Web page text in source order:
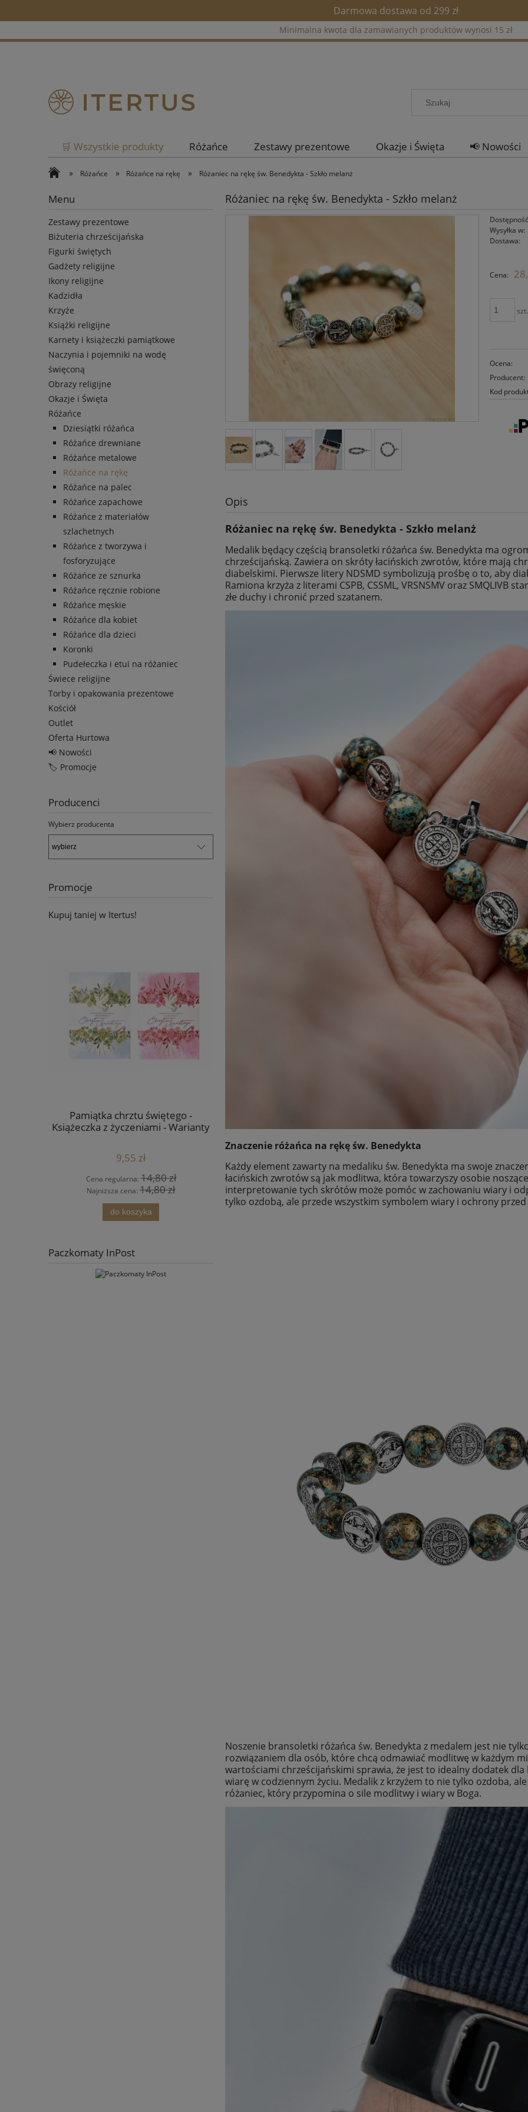
Darmowa dostawa od 299 zł
Minimalna kwota dla zamawianych produktów wynosi 15 zł
🛒 Wszystkie produkty Różańce Zestawy prezentowe Okazje i Święta 📢 Nowości
» Różańce » Różańce na rękę » Różaniec na rękę św. Benedykta - Szkło melanż
Menu
Zestawy prezentowe
Biżuteria chrześcijańska
Figurki świętych
Gadżety religijne
Ikony religijne
Kadzidła
Krzyże
Książki religijne
Karnety i książeczki pamiątkowe
Naczynia i pojemniki na wodę
święconą
Obrazy religijne
Okazje i Święta
Różańce
Dziesiątki różańca
Różańce drewniane
Różańce metalowe
Różańce na rękę
Różańce na palec
Różańce zapachowe
Różańce z materiałów
szlachetnych
Różańce z tworzywa i
fosforyzujące
Różańce ze sznurka
Różańce ręcznie robione
Różańce męskie
Różańce dla kobiet
Różańce dla dzieci
Koronki
Pudełeczka i etui na różaniec
Świece religijne
Torby i opakowania prezentowe
Kościół
Outlet
Oferta Hurtowa
📢 Nowości
🏷️ Promocje
Producenci
Wybierz producenta
Promocje
Kupuj taniej w Itertus!
Pamiątka chrztu świętego -
Książeczka z życzeniami - Warianty
9,55 zł
Cena regularna:14,80 zł
Najniższa cena: 14,80 zł
do koszyka
Benedykta - OUTLET
Cena regularna:29,90 zł
Najniższa cena:29,90 zł
Naszyjnik z krzyżykiem - Piasek
pustyni - OUTLET
Cena regularna:37,00 zł
Najniższa cena:37,00 zł
Paczkomaty InPost
Różaniec na rękę św. Benedykta - Szkło melanż
Wysyłka w:
Dostawa:
Cena:
szt.
Ocena:
Producent:
Kod
Opis
Różaniec na rękę św. Benedykta - Szkło melanż
Medalik będący częścią bransoletki różańca św. Benedykta ma
chrześcijańską. Zawiera on skróty łacińskich zwrotów, które mają
diabelskimi. Pierwsze litery NDSMD symbolizują prośbę o to, aby
Ramiona krzyża z literami CSPB, CSSML, VRSNSMV oraz SMQLIVB
złe duchy i chronić przed szatanem.
Znaczenie różańca na rękę św. Benedykta
Każdy element zawarty na medaliku św. Benedykta ma swoje
łacińskich zwrotów są jak modlitwa, która towarzyszy osobie
interpretowanie tych skrótów może pomóc w zachowaniu wiary i
tylko ozdobą, ale przede wszystkim symbolem wiary i ochrony przed
Noszenie bransoletki różańca św. Benedykta z medalem jest nie
rozwiązaniem dla osób, które chcą odmawiać modlitwę w każdym
wartościami chrześcijańskimi sprawia, że jest to idealny dodatek
wiarę w codziennym życiu. Medalik z krzyżem to nie tylko ozdoba,
różaniec, który przypomina o sile modlitwy i wiary w Boga.